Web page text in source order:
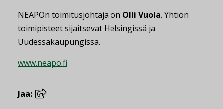
NEAPOn toimitusjohtaja on Olli Vuola. Yhtiön
toimipisteet sijaitsevat Helsingissä ja
Uudessakaupungissa.
www.neapo.fi
Jaa: